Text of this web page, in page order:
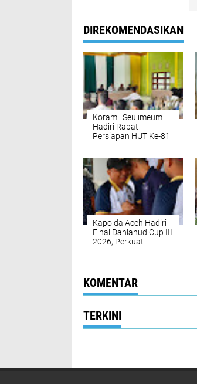
DIREKOMENDASIKAN
Koramil Seulimeum
Hadiri Rapat
Persiapan HUT Ke-81
Kapolda Aceh Hadiri
Final Danlanud Cup III
2026, Perkuat
KOMENTAR
TERKINI